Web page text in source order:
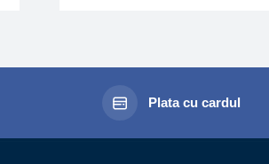
Plata cu cardul